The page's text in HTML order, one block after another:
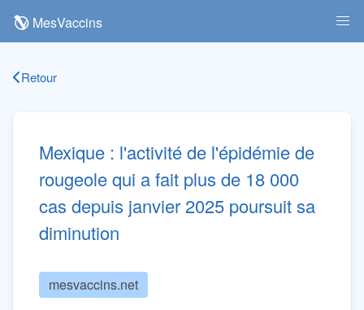
MesVaccins
Retour
Mexique : l'activité de l'épidémie de
rougeole qui a fait plus de 18 000
cas depuis janvier 2025 poursuit sa
diminution
mesvaccins.net